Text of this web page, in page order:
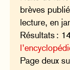
brèves
lecture, en
Résultats :
Page deux